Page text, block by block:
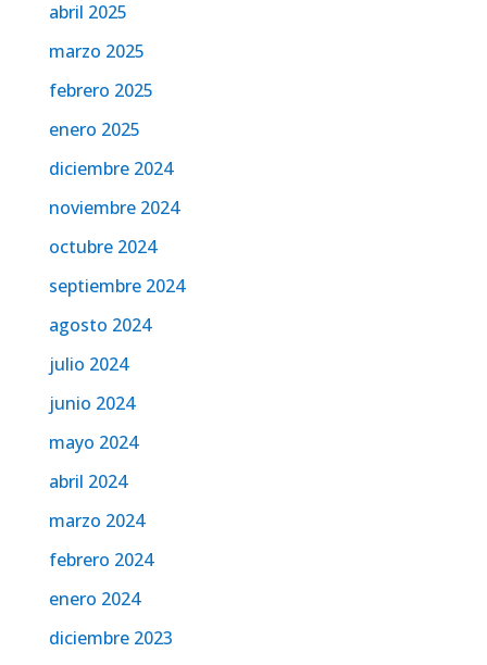
abril 2025
marzo 2025
febrero 2025
enero 2025
diciembre 2024
noviembre 2024
octubre 2024
septiembre 2024
agosto 2024
julio 2024
junio 2024
mayo 2024
abril 2024
marzo 2024
febrero 2024
enero 2024
diciembre 2023